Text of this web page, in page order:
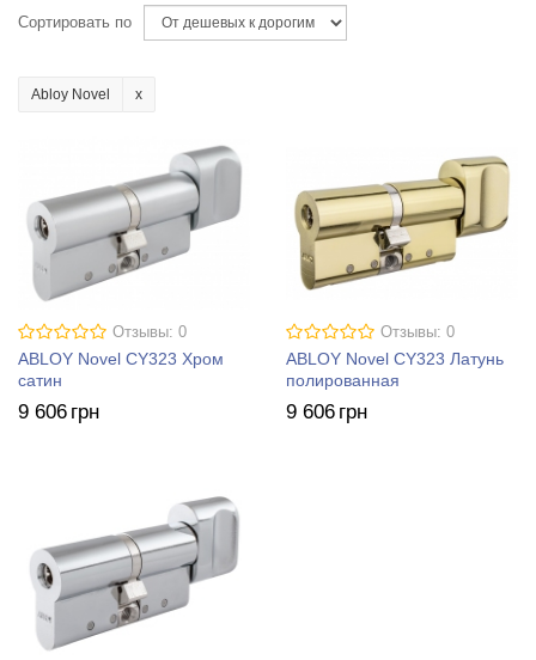
Сортировать по
Abloy Novel
Отзывы: 0
ABLOY Novel CY323 Хром
сатин
9 606 грн
Отзывы: 0
ABLOY Novel CY323 Латунь
полированная
9 606 грн